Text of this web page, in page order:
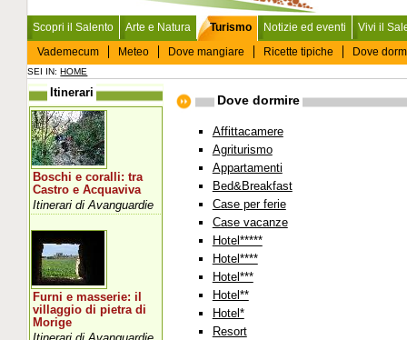
Scopri il Salento Arte e Natura
Turismo
Vademecum
Meteo Dove mangiare Ricette tipiche Dove
Notizie ed eventi Vivi il
SEI IN:HOME
Dove dormire
Affittacamere
Agriturismo
Appartamenti
Bed&Breakfast
Case per ferie
Case vacanze
Hotel*****
Hotel****
Hotel***
Hotel**
Hotel*
Resort
Itinerari
Boschi e coralli: tra
Castro e Acquaviva
Itinerari di Avanguardie
Furni e masserie: il
villaggio di pietra di
Morige
Itinerari di Avanguardie